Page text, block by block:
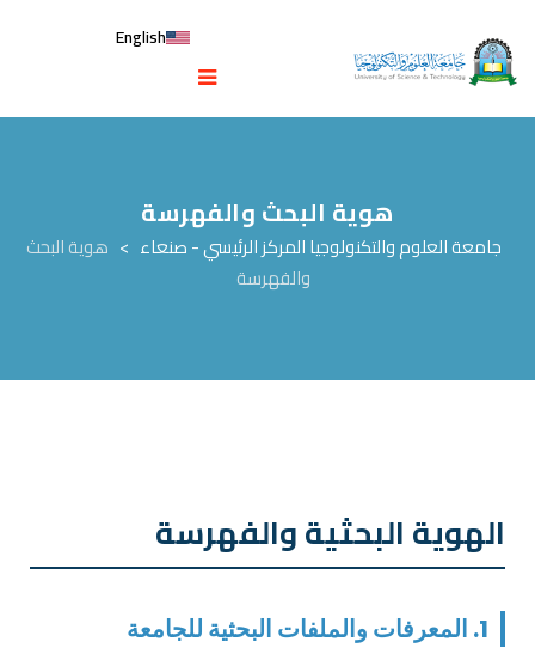
English
هوية البحث والفهرسة
جامعة العلوم والتكنولوجيا المركز الرئيسي - صنعاء > هوية البحث
والفهرسة
الهوية البحثية والفهرسة
1. المعرفات والملفات البحثية للجامعة